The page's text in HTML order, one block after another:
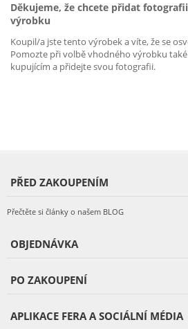
Děkujeme, že chcete přidat fotografii
výrobku
Koupil/a jste tento výrobek a víte, že se
Pomozte při volbě vhodného výrobku
kupujícím a přidejte svou fotografii.
PŘED ZAKOUPENÍM
Přečtěte si články o našem BLOG
OBJEDNÁVKA
PO ZAKOUPENÍ
APLIKACE FERA A SOCIÁLNÍ MÉDIA